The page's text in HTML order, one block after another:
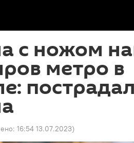
с ножом
метро в
16:54 13.07.2023)